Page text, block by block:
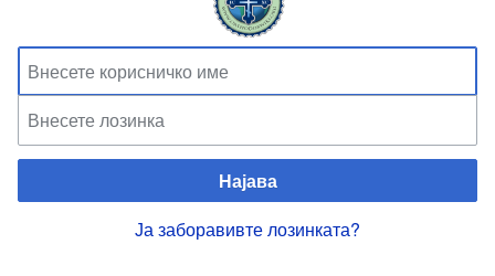
Најава
Ја заборавивте лозинката?